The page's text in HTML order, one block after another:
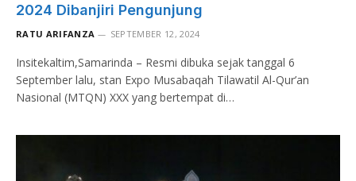
2024 Dibanjiri Pengunjung
RATU ARIFANZA SEPTEMBER 12, 2024
Insitekaltim,Samarinda – Resmi dibuka sejak tanggal 6
September lalu, stan Expo Musabaqah Tilawatil Al-Qur’an
Nasional (MTQN) XXX yang bertempat di…